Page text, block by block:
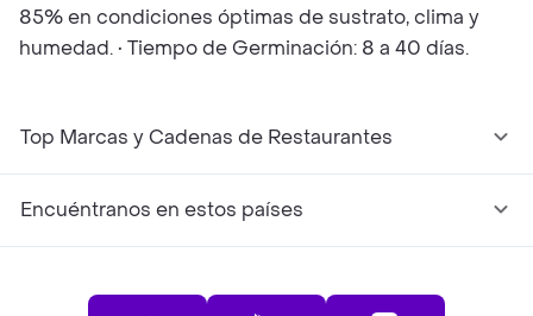
85% en condiciones óptimas de sustrato, clima y
humedad. • Tiempo de Germinación: 8 a 40 días.
Top Marcas y Cadenas de Restaurantes
Encuéntranos en estos países